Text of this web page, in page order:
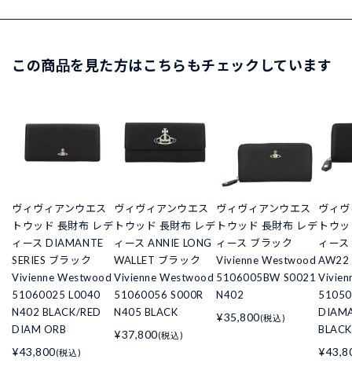
この商品を見た方はこちらもチェックしています
ヴィヴィアンウエス
トウッド 長財布 レデ
ィース DIAMANTE
SERIES ブラック
Vivienne Westwood
51060025 L0040
N402 BLACK/RED
DIAM ORB
¥43,800(税込)
ヴィヴィアンウエス
トウッド 長財布 レデ
ィース ANNIE LONG
WALLET ブラック
Vivienne Westwood
51060056 S000R
N405 BLACK
¥37,800(税込)
ヴィヴィアンウエス
トウッド 長財布 レデ
ィース ブラック
Vivienne Westwood
5106005BW S0021
N402
¥35,800(税込)
ヴィ
トウ
ィー
AW22